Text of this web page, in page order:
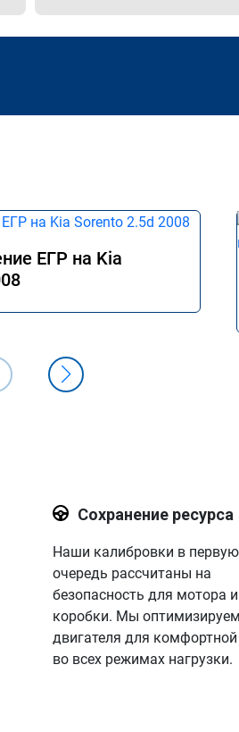
ЕГР на Kia
Сохранение ресурса
Наши калибровки в первую
очередь рассчитаны на
безопасность для мотора и
коробки. Мы
двигателя для
во всех режимах нагрузки.